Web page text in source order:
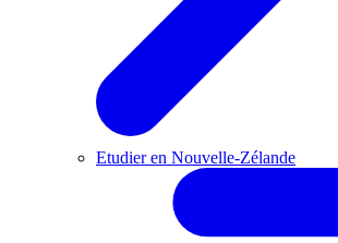
Etudier en Nouvelle-Zélande